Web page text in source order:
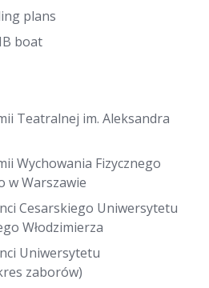
plans
boat
Teatralnej im. Aleksandra
Wychowania Fizycznego
w Warszawie
Cesarskiego Uniwersytetu
Włodzimierza
Uniwersytetu
zaborów)